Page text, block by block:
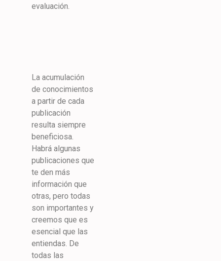
evaluación.
La acumulación
de conocimientos
a partir de cada
publicación
resulta siempre
beneficiosa.
Habrá algunas
publicaciones que
te den más
información que
otras, pero todas
son importantes y
creemos que es
esencial que las
entiendas. De
todas las